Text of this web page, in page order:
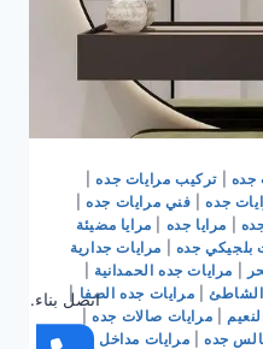
جده |تركيب مرايات جده|
جده| فني مرايات جده|
مرايا جده
مرايا مضيئة
بلجيكي جده
مرايات جدارية
مرايات جده الحمدانية
الشاطئ مرايات جده الصفا |
مرايات صالات جده|
جده مرايات مداخل جده
|
اتصل بناء.